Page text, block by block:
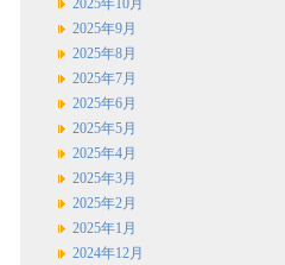
2025年10月
2025年9月
2025年8月
2025年7月
2025年6月
2025年5月
2025年4月
2025年3月
2025年2月
2025年1月
2024年12月